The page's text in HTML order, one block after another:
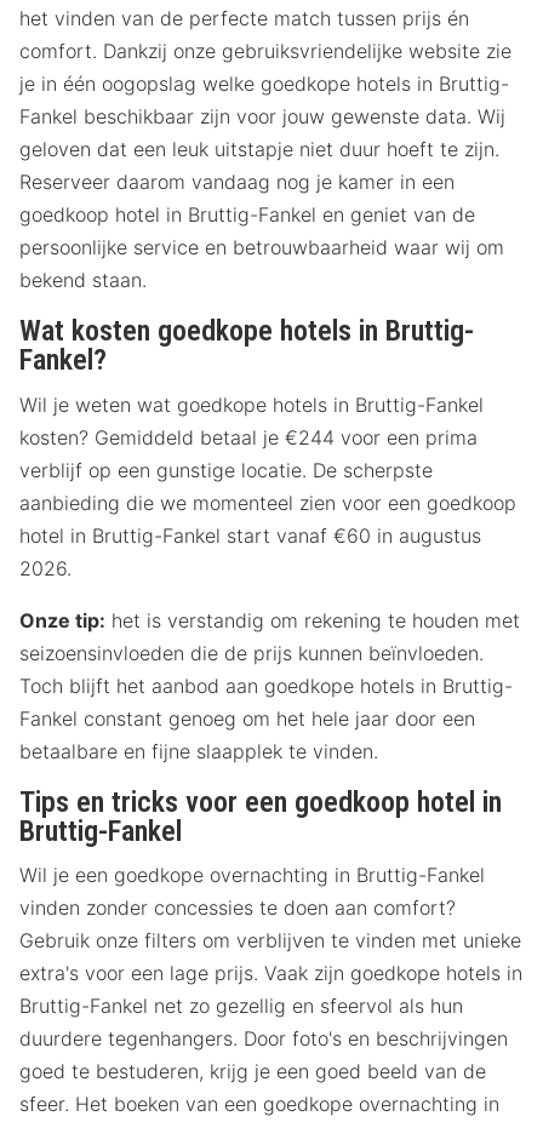
het vinden van de perfecte match tussen prijs én
comfort. Dankzij onze gebruiksvriendelijke website zie
je in één oogopslag welke goedkope hotels in Bruttig-
Fankel beschikbaar zijn voor jouw gewenste data. Wij
geloven dat een leuk uitstapje niet duur hoeft te zijn.
Reserveer daarom vandaag nog je kamer in een
goedkoop hotel in Bruttig-Fankel en geniet van de
persoonlijke service en betrouwbaarheid waar wij om
bekend staan.
Wat kosten goedkope hotels in Bruttig-
Fankel?
Wil je weten wat goedkope hotels in Bruttig-Fankel
kosten? Gemiddeld betaal je €244 voor een prima
verblijf op een gunstige locatie. De scherpste
aanbieding die we momenteel zien voor een goedkoop
hotel in Bruttig-Fankel start vanaf €60 in augustus
2026.
Onze tip: het is verstandig om rekening te houden met
seizoensinvloeden die de prijs kunnen beïnvloeden.
Toch blijft het aanbod aan goedkope hotels in Bruttig-
Fankel constant genoeg om het hele jaar door een
betaalbare en fijne slaapplek te vinden.
Tips en tricks voor een goedkoop hotel in
Bruttig-Fankel
Wil je een goedkope overnachting in Bruttig-Fankel
vinden zonder concessies te doen aan comfort?
Gebruik onze filters om verblijven te vinden met unieke
extra's voor een lage prijs. Vaak zijn goedkope hotels in
Bruttig-Fankel net zo gezellig en sfeervol als hun
duurdere tegenhangers. Door foto's en beschrijvingen
goed te bestuderen, krijg je een goed beeld van de
sfeer. Het boeken van een goedkope overnachting in